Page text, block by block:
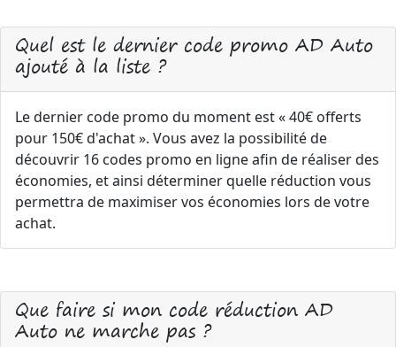
Quel est le dernier code promo AD Auto
ajouté à la liste ?
Le dernier code promo du moment est « 40€ offerts
pour 150€ d'achat ». Vous avez la possibilité de
découvrir 16 codes promo en ligne afin de réaliser des
économies, et ainsi déterminer quelle réduction vous
permettra de maximiser vos économies lors de votre
achat.
Que faire si mon code réduction AD
Auto ne marche pas ?